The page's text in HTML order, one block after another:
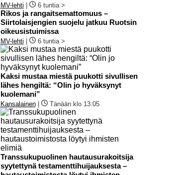
MV-lehti 6 tuntia >
Rikos ja rangaitsemattomuus –
Siirtolaisjengien suojelu jatkuu Ruotsin
oikeusistuimissa
MV-lehti 6 tuntia >
Kaksi mustaa miestä puukotti sivullisen
lähes hengiltä: “Olin jo hyväksynyt
kuolemani”
Kansalainen| Tänään klo 13:05
Transsukupuolinen hautausurakoitsija
syytettynä testamenttihuijauksesta –